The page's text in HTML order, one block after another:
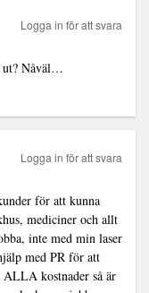
ut? Nåväl…
Logga in för att svara
för att kunna
mediciner och allt
inte med min laser
med PR för att
kostnader så är
Logga in för att svara